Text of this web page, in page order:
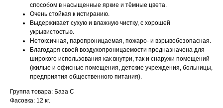
способом в насыщенные яркие и тёмные цвета.
Очень стойкая к истиранию.
Выдерживает сухую и влажную чистку, с хорошей
укрывистостью.
Нетоксичная, паропроницаемая, пожаро- и взрывобезопасная.
Благодаря своей воздухопроницаемости предназначена для
широкого использования как внутри, так и снаружи помещений
(жилые и офисные помещения, детские учреждения, больницы,
предприятия общественного питания).
Группа товара: База С
Фасовка: 12 кг.